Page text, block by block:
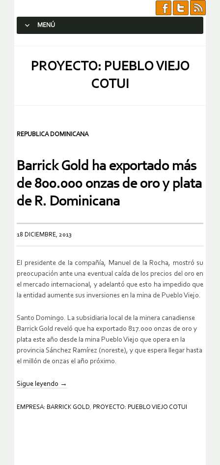
MENÚ
PROYECTO: PUEBLO VIEJO
COTUI
REPUBLICA DOMINICANA
Barrick Gold ha exportado más
de 800.000 onzas de oro y plata
de R. Dominicana
18 DICIEMBRE, 2013
El presidente de la compañía, Manuel de la Rocha, mostró su
preocupación ante una eventual caída de los precios del oro en
el mercado internacional, y adelantó que esto ha impedido que
la entidad aumente sus inversiones en la mina de Pueblo Viejo.
Santo Domingo. La subsidiaria local de la minera canadiense
Barrick Gold reveló que ha exportado 817.000 onzas de oro y
plata este año desde la mina Pueblo Viejo que opera en la
provincia Sánchez Ramírez (noreste), y que espera llegar hasta
el millón de onzas el año próximo.
Sigue leyendo →
EMPRESA: BARRICK GOLD, PROYECTO: PUEBLO VIEJO COTUI